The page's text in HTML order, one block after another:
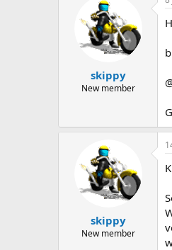
skippy
New member
skippy
New member